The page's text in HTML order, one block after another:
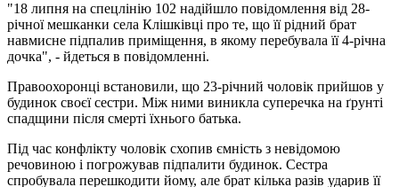
"18 липня на спецлінію 102 надійшло повідомлення від 28-
річної мешканки села Клішківці про те, що її рідний брат
навмисне підпалив приміщення, в якому перебувала її 4-річна
дочка", - йдеться в повідомленні.
Правоохоронці встановили, що 23-річний чоловік прийшов у
будинок своєї сестри. Між ними виникла суперечка на ґрунті
спадщини після смерті їхнього батька.
Під час конфлікту чоловік схопив ємність з невідомою
речовиною і погрожував підпалити будинок. Сестра
спробувала перешкодити йому, але брат кілька разів ударив її